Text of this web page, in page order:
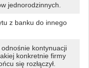
jednorodzinnych.
z banku do innego
odnośnie kontynuacji
konkretnie firmy
się rozłączył.